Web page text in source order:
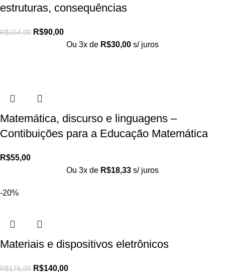
estruturas, consequências
R$154,00 R$90,00
Ou 3x de R$30,00 s/ juros
Matemática, discurso e linguagens –
Contibuições para a Educação Matemática
R$55,00
Ou 3x de R$18,33 s/ juros
-20%
Materiais e dispositivos eletrônicos
R$176,00 R$140,00